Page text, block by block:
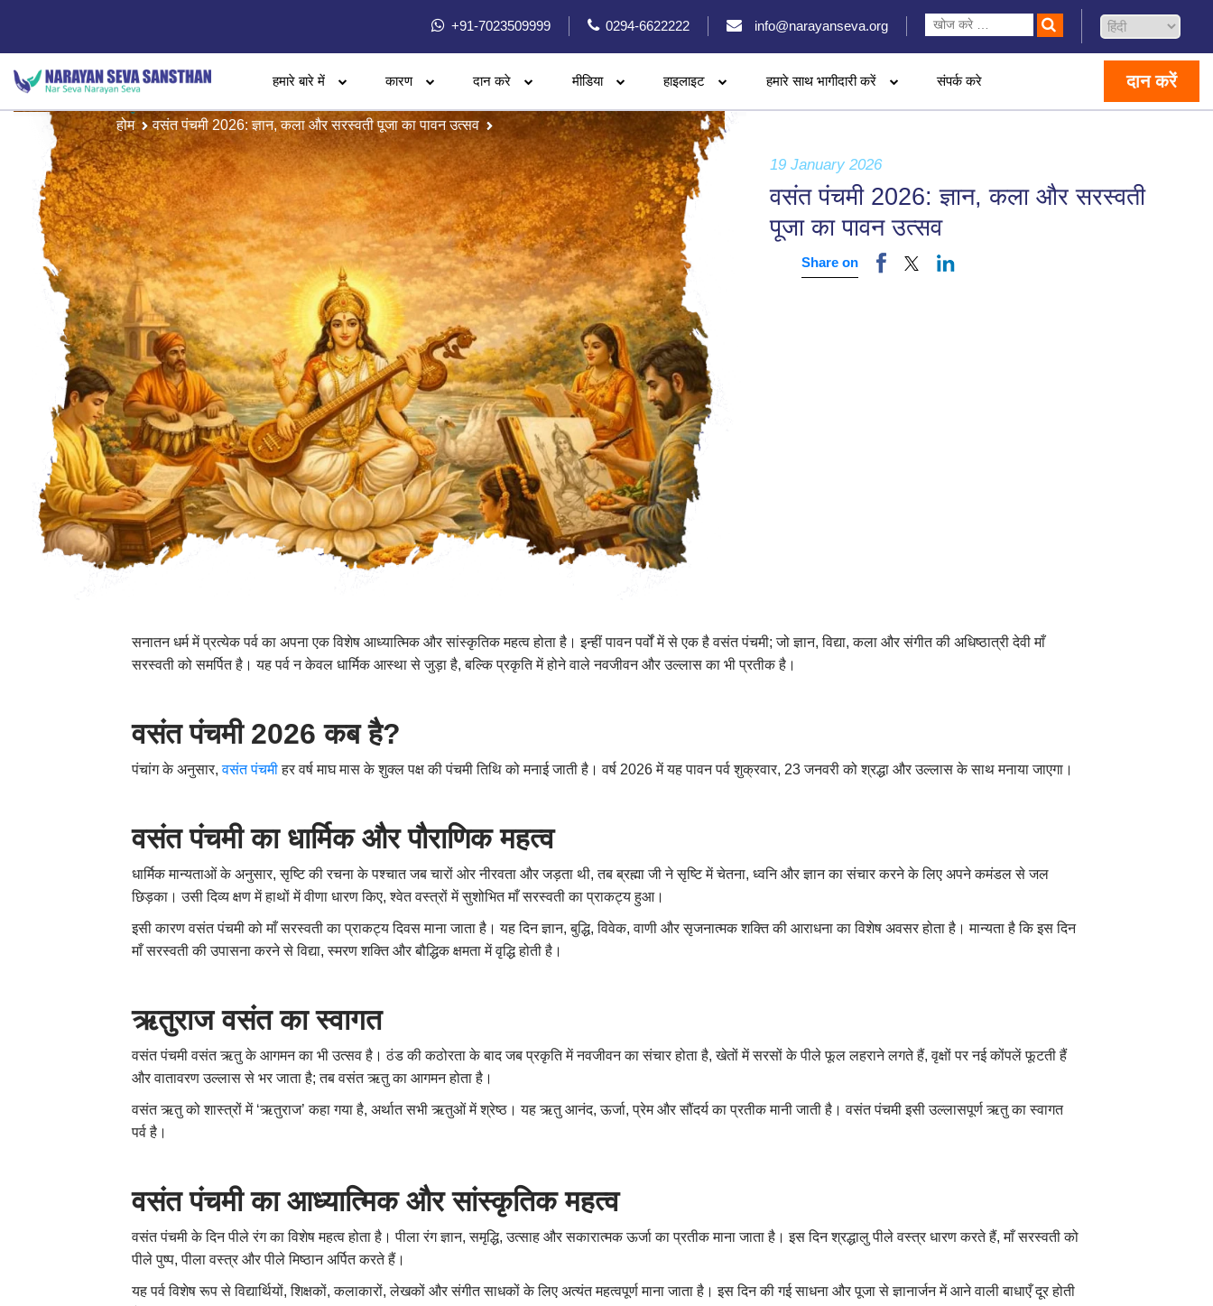
+91-7023509999 0294-6622222 info@narayanseva.org
हमारे बारे में कारण दान करे मीडिया हाइलाइट हमारे साथ भागीदारी करें संपर्क करे दान करें
होम वसंत पंचमी 2026: ज्ञान, कला और सरस्वती पूजा का पावन उत्सव
19 January 2026
वसंत पंचमी 2026: ज्ञान, कला और सरस्वती
पूजा का पावन उत्सव
Share on
सनातन धर्म में प्रत्येक पर्व का अपना एक विशेष आध्यात्मिक और सांस्कृतिक महत्व होता है। इन्हीं पावन पर्वों में से एक है वसंत पंचमी; जो ज्ञान, विद्या, कला और संगीत की अधिष्ठात्री देवी माँ
सरस्वती को समर्पित है। यह पर्व न केवल धार्मिक आस्था से जुड़ा है, बल्कि प्रकृति में होने वाले नवजीवन और उल्लास का भी प्रतीक है।
वसंत पंचमी 2026 कब है?
पंचांग के अनुसार,वसंत पंचमीहर वर्ष माघ मास के शुक्ल पक्ष की पंचमी तिथि को मनाई जाती है। वर्ष 2026 में यह पावन पर्व शुक्रवार, 23 जनवरी को श्रद्धा और उल्लास के साथ मनाया जाएगा।
वसंत पंचमी का धार्मिक और पौराणिक महत्व
धार्मिक मान्यताओं के अनुसार, सृष्टि की रचना के पश्चात जब चारों ओर नीरवता और जड़ता थी, तब ब्रह्मा जी ने सृष्टि में चेतना, ध्वनि और ज्ञान का संचार करने के लिए अपने कमंडल से जल
छिड़का। उसी दिव्य क्षण में हाथों में वीणा धारण किए, श्वेत वस्त्रों में सुशोभित माँ सरस्वती का प्राकट्य हुआ।
इसी कारण वसंत पंचमी को माँ सरस्वती का प्राकट्य दिवस माना जाता है। यह दिन ज्ञान, बुद्धि, विवेक, वाणी और सृजनात्मक शक्ति की आराधना का विशेष अवसर होता है। मान्यता है कि इस दिन
माँ सरस्वती की उपासना करने से विद्या, स्मरण शक्ति और बौद्धिक क्षमता में वृद्धि होती है।
ऋतुराज वसंत का स्वागत
वसंत पंचमी वसंत ऋतु के आगमन का भी उत्सव है। ठंड की कठोरता के बाद जब प्रकृति में नवजीवन का संचार होता है, खेतों में सरसों के पीले फूल लहराने लगते हैं, वृक्षों पर नई कोंपलें फूटती हैं
और वातावरण उल्लास से भर जाता है; तब वसंत ऋतु का आगमन होता है।
वसंत ऋतु को शास्त्रों में ‘ऋतुराज’ कहा गया है, अर्थात सभी ऋतुओं में श्रेष्ठ। यह ऋतु आनंद, ऊर्जा, प्रेम और सौंदर्य का प्रतीक मानी जाती है। वसंत पंचमी इसी उल्लासपूर्ण ऋतु का स्वागत
पर्व है।
वसंत पंचमी का आध्यात्मिक और सांस्कृतिक महत्व
वसंत पंचमी के दिन पीले रंग का विशेष महत्व होता है। पीला रंग ज्ञान, समृद्धि, उत्साह और सकारात्मक ऊर्जा का प्रतीक माना जाता है। इस दिन श्रद्धालु पीले वस्त्र धारण करते हैं, माँ सरस्वती को
पीले पुष्प, पीला वस्त्र और पीले मिष्ठान अर्पित करते हैं।
यह पर्व विशेष रूप से विद्यार्थियों, शिक्षकों, कलाकारों, लेखकों और संगीत साधकों के लिए अत्यंत महत्वपूर्ण माना जाता है। इस दिन की गई साधना और पूजा से ज्ञानार्जन में आने वाली बाधाएँ दूर होती